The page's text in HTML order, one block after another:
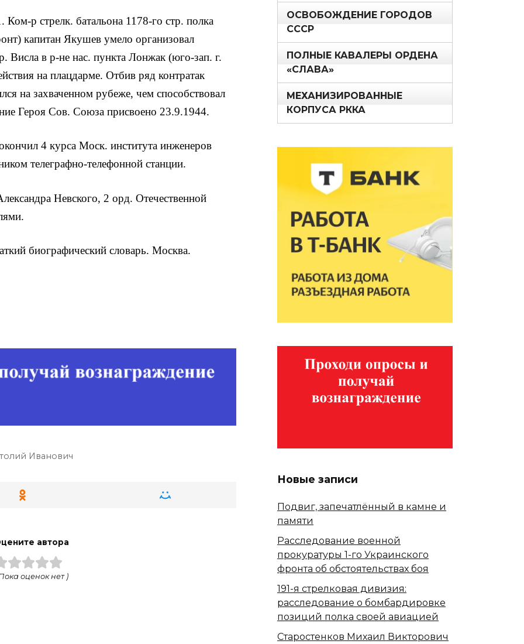
р стрелк. батальона 1178-го стр. полка
капитан Якушев умело ор­ганизовал
Висла в р-не нас. пункта Лонжак (юго-зап. г.
на плацдарме. Отбив ряд контратак
на захвачен­ном рубеже, чем способствовал
Героя Сов. Союза присвоено 23.9.1944.
4 курса Моск. института инженеров
телеграфно-телефонной станции.
Невского, 2 орд. Отечественной
биографический словарь. Москва.
Иванович
автора
оценок нет )
ОСВОБОЖДЕНИЕ ГОРОДОВ
СССР
ПОЛНЫЕ КАВАЛЕРЫ ОРДЕНА
«СЛАВА»
МЕХАНИЗИРОВАННЫЕ
КОРПУСА РККА
Новые записи
Подвиг, запечатлённый в камне и
памяти
Расследование военной
прокуратуры 1-го Украинского
фронта об обстоятельствах боя
191-я стрелковая дивизия:
расследование о бомбардировке
позиций полка своей авиацией
Старостенков Михаил Викторович